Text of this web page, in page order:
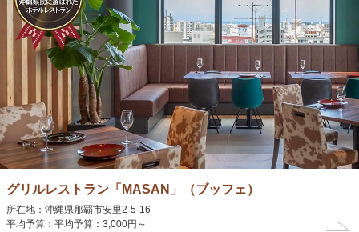
グリルレストラン「MASAN」（ブッフェ）
所在地：沖縄県那覇市安里2-5-16
平均予算：平均予算：3,000円～